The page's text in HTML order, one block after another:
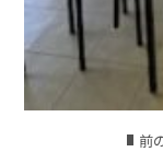
前